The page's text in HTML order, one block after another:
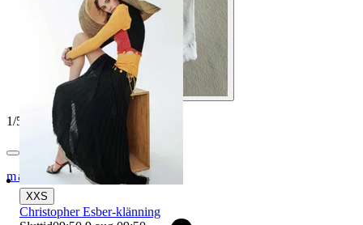
1/5
mairesale
XXS
Christopher Esber-klänning